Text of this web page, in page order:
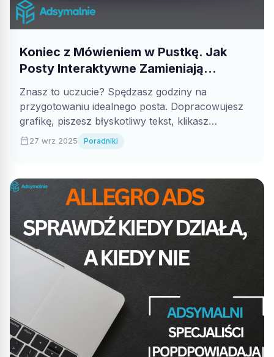
Koniec z Mówieniem w Pustkę. Jak
Posty Interaktywne Zamieniają
Obserwatorów w Lojalną Społeczność.
Znasz to uczucie? Spędzasz godziny na
przygotowaniu idealnego posta. Dopracowujesz
grafikę, piszesz błyskotliwy tekst, klikasz
"Publikuj" i... cisza. Kilka polubień,...
calendar_today27 wrz 2025 Poradniki